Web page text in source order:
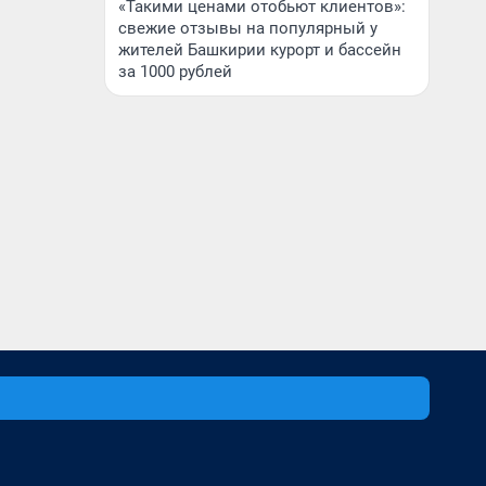
«Такими ценами отобьют клиентов»:
свежие отзывы на популярный у
жителей Башкирии курорт и бассейн
за 1000 рублей